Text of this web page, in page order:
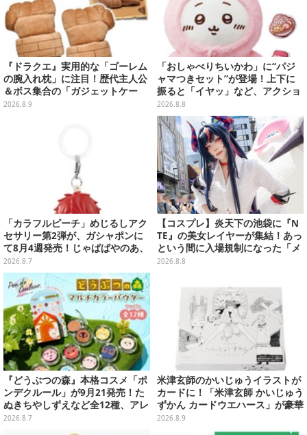
『ドラクエ』実用的な「ゴーレム
の腕入れ枕」に注目！歴代主人公
＆ボス集合の「ガジェットケー
ス」ほか9プライズが続々展開
2026.8.9
「おしゃべりちいかわ」に“パジ
ャマつきセット”が登場！上下に
振ると「イヤッ」など、アクショ
ンに応じて喋ってくれる
2026.8.8
「カラフルピーチ」めじるしアク
セサリー第2弾が、ガシャポンに
て8月4週発売！じゃぱぱやのあ、
シヴァたちメンバー11名分ライン
ナップ
2026.8.7
【コスプレ】炎天下の池袋に『N
TE』の美女レイヤーが集結！あっ
という間に入場規制になった「メ
ェメェ村の大冒険」をレポート
2026.8.8
『どうぶつの森』本格コスメ「ポ
ンデクルール」が9月21発売！た
ぬきちやしずえなど全12種、アレ
ンジできるリアクションシールも
2026.8.7
米津玄師のかいじゅうイラストが
カードに！「米津玄師 かいじゅう
ずかん カードウエハース」が豪華
ラインナップ
2026.8.9